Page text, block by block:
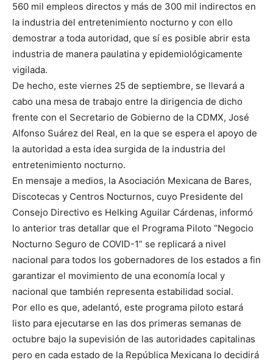
560 mil empleos directos y más de 300 mil indirectos en
la industria del entretenimiento nocturno y con ello
demostrar a toda autoridad, que sí es posible abrir esta
industria de manera paulatina y epidemiológicamente
vigilada.
De hecho, este viernes 25 de septiembre, se llevará a
cabo una mesa de trabajo entre la dirigencia de dicho
frente con el Secretario de Gobierno de la CDMX, José
Alfonso Suárez del Real, en la que se espera el apoyo de
la autoridad a esta idea surgida de la industria del
entretenimiento nocturno.
En mensaje a medios, la Asociación Mexicana de Bares,
Discotecas y Centros Nocturnos, cuyo Presidente del
Consejo Directivo es Helking Aguilar Cárdenas, informó
lo anterior tras detallar que el Programa Piloto “Negocio
Nocturno Seguro de COVID-1” se replicará a nivel
nacional para todos los gobernadores de los estados a fin
garantizar el movimiento de una economía local y
nacional que también representa estabilidad social.
Por ello es que, adelantó, este programa piloto estará
listo para ejecutarse en las dos primeras semanas de
octubre bajo la supevisión de las autoridades capitalinas
pero en cada estado de la República Mexicana lo decidirá